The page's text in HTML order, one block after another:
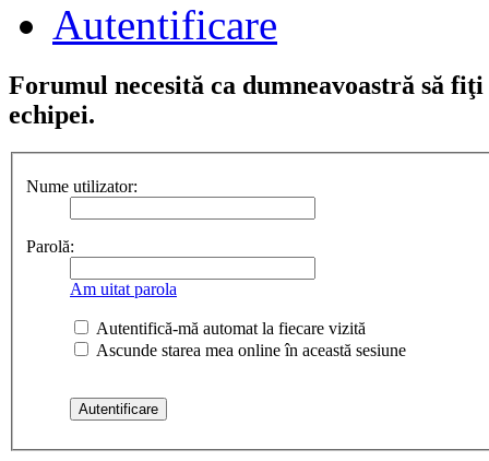
Autentificare
Forumul necesită ca dumneavoastră să
echipei.
Nume utilizator:
Parolă:
Am uitat parola
Autentifică-mă automat la fiecare vizită
Ascunde starea mea online în această sesiune